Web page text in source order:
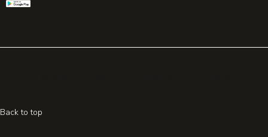
Back to top